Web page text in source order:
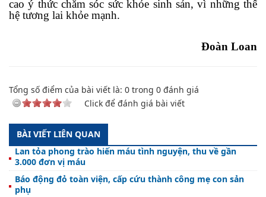
cao ý thức chăm sóc sức khỏe sinh sản, vì những thế
hệ tương lai khỏe mạnh.
Đoàn Loan
Tổng số điểm của bài viết là: 0 trong 0 đánh giá
Click để đánh giá bài viết
BÀI VIẾT LIÊN QUAN
Lan tỏa phong trào hiến máu tình nguyện, thu về gần
3.000 đơn vị máu
Báo động đỏ toàn viện, cấp cứu thành công mẹ con sản
phụ